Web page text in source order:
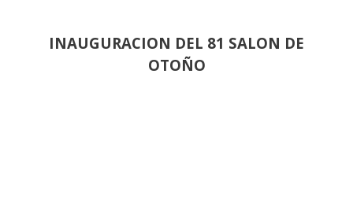
INAUGURACION DEL 81 SALON DE
OTOÑO